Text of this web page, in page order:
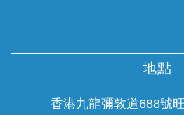
地點
香港九龍彌敦道688號